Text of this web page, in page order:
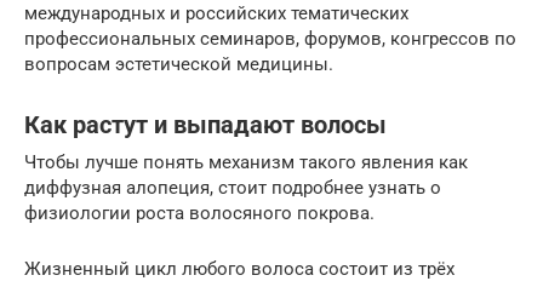
международных и российских тематических
профессиональных семинаров, форумов, конгрессов по
вопросам эстетической медицины.
Как растут и выпадают волосы
Чтобы лучше понять механизм такого явления как
диффузная алопеция, стоит подробнее узнать о
физиологии роста волосяного покрова.
Жизненный цикл любого волоса состоит из трёх